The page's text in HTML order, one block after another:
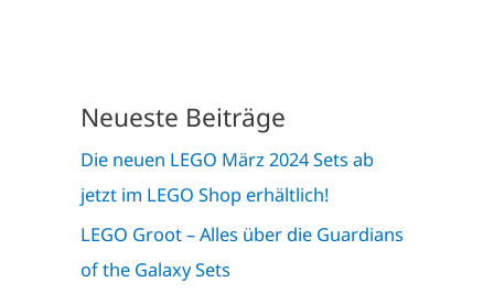
Neueste Beiträge
Die neuen LEGO März 2024 Sets ab
jetzt im LEGO Shop erhältlich!
LEGO Groot – Alles über die Guardians
of the Galaxy Sets